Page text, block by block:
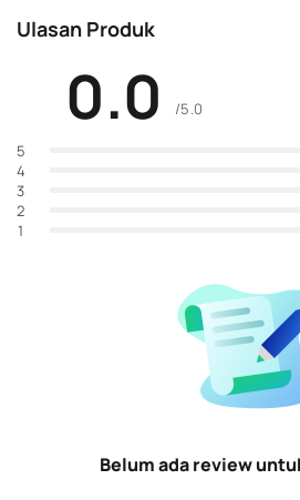
Ulasan Produk
0.0 /5.0
5
4
3
2
1
Belum ada review